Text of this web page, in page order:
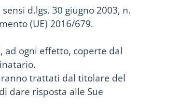
d.lgs. 30 giugno 2003, n.
(UE) 2016/679.
ad ogni effetto, coperte dal
trattati dal titolare del
dare risposta alle Sue